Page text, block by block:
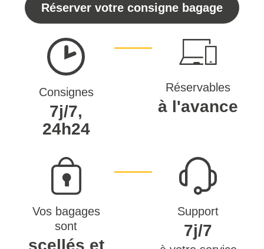
Réserver votre consigne bagage
Consignes
7j/7,
24h24
Réservables
à l'avance
Vos bagages
sont
scellés et
Support
7j/7